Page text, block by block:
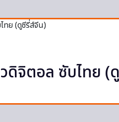
ดิจิตอล ซับไทย (